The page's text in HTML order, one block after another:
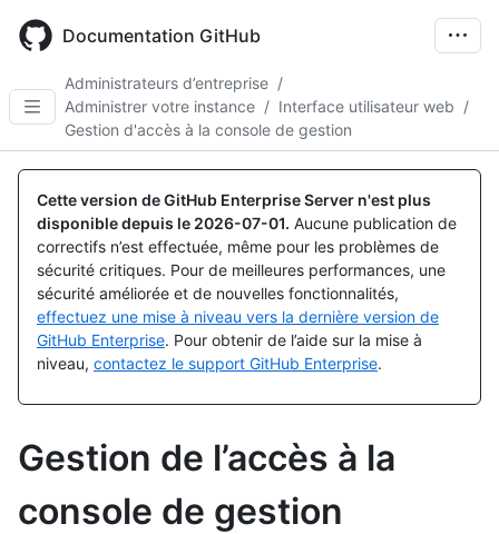
main
Documentation GitHub
Administrateurs d’entreprise /
Administrer votre instance / Interface utilisateur web /
Gestion d'accès à la console de gestion
Cette version de GitHub Enterprise Server n'est plus
disponible depuis le 2026-07-01. Aucune publication de
correctifs n’est effectuée, même pour les problèmes de
sécurité critiques. Pour de meilleures performances, une
sécurité améliorée et de nouvelles fonctionnalités,
effectuez une mise à niveau vers la dernière version de
GitHub Enterprise. Pour obtenir de l’aide sur la mise à
niveau, contactez le support GitHub Enterprise.
Gestion de l’accès à la
console de gestion